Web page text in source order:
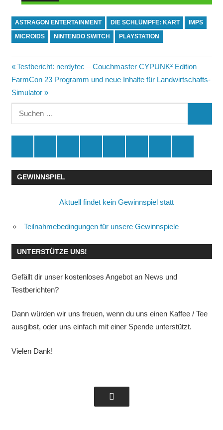
ASTRAGON ENTERTAINMENT DIE SCHLÜMPFE: KART IMPS
MICROIDS NINTENDO SWITCH PLAYSTATION
Beitragsnavigation
Vorheriger
Beitrag:
Testbericht: nerdytec – Couchmaster CYPUNK² Edition
Nächster
Beitrag:
FarmCon 23 Programm und neue Inhalte für Landwirtschafts-
Simulator
Suchen
nach:
GEWINNSPIEL
Aktuell findet kein Gewinnspiel statt
Teilnahmebedingungen für unsere Gewinnspiele
UNTERSTÜTZE UNS!
Gefällt dir unser kostenloses Angebot an News und
Testberichten?
Dann würden wir uns freuen, wenn du uns einen Kaffee / Tee
ausgibst, oder uns einfach mit einer Spende unterstützt.
Vielen Dank!